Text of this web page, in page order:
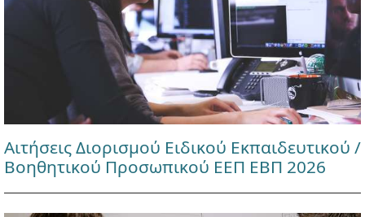
Αιτήσεις Διορισμού Ειδικού Εκπαιδευτικού /
Βοηθητικού Προσωπικού ΕΕΠ ΕΒΠ 2026